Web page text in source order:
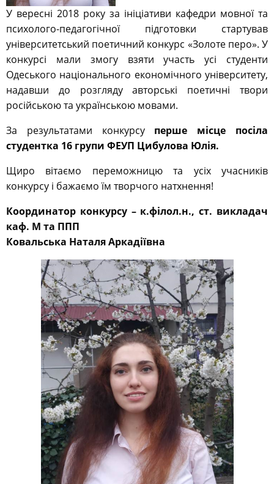
У вересні 2018 року за ініціативи кафедри мовної та
психолого-педагогічної підготовки стартував
університетський поетичний конкурс «Золоте перо». У
конкурсі мали змогу взяти участь усі студенти
Одеського національного економічного університету,
надавши до розгляду авторські поетичні твори
російською та українською мовами.
За результатами конкурсу перше місце посіла
студентка 16 групи ФЕУП Цибулова Юлія.
Щиро вітаємо переможницю та усіх учасників
конкурсу і бажаємо їм творчого натхнення!
Координатор конкурсу – к.філол.н., ст. викладач
каф. М та ППП
Ковальська Наталя Аркадіївна